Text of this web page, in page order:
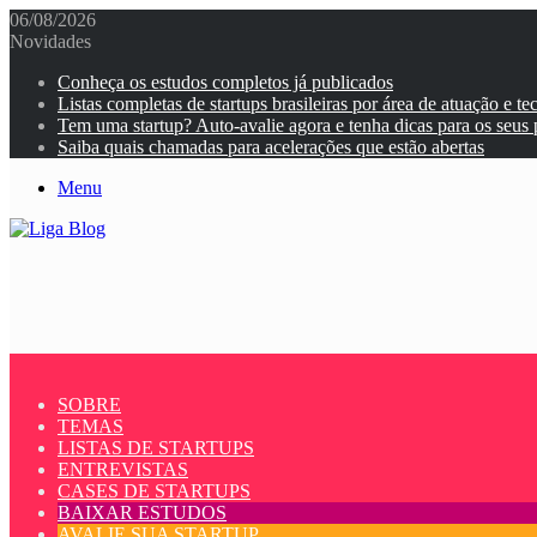
06/08/2026
Novidades
Conheça os estudos completos já publicados
Listas completas de startups brasileiras por área de atuação e
Tem uma startup? Auto-avalie agora e tenha dicas para os seus
Saiba quais chamadas para acelerações que estão abertas
Menu
SOBRE
TEMAS
LISTAS DE STARTUPS
ENTREVISTAS
CASES DE STARTUPS
BAIXAR ESTUDOS